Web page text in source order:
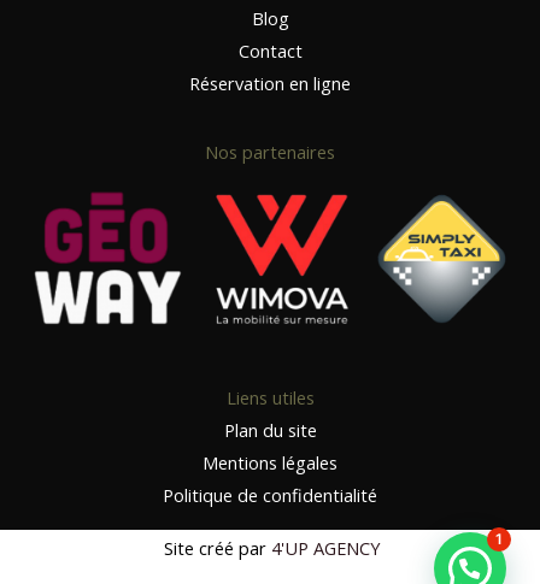
Blog
Contact
Réservation en ligne
Nos partenaires
Liens utiles
Plan du site
Mentions légales
Politique de confidentialité
Site créé par 4'UP AGENCY
1